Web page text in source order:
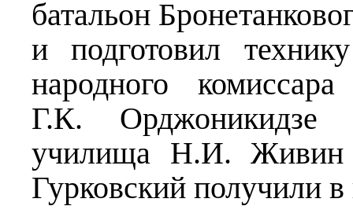
батальон
и подготовил
народного
Г.К. Орджоникидзе
училища Н.И. Живин
Гурковский получили